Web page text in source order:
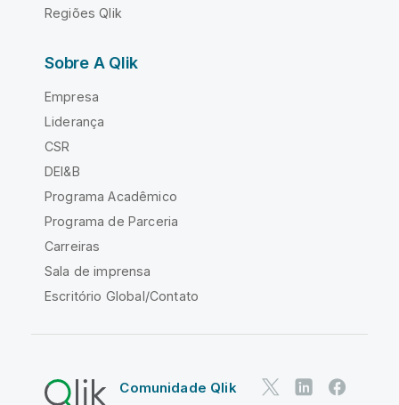
Regiões Qlik
Sobre A Qlik
Empresa
Liderança
CSR
DEI&B
Programa Acadêmico
Programa de Parceria
Carreiras
Sala de imprensa
Escritório Global/Contato
Comunidade Qlik